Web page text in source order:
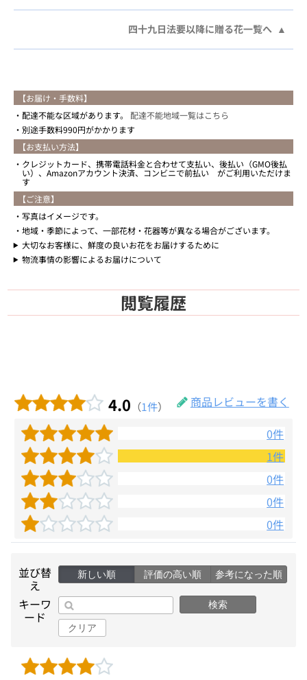
四十九日法要以降に贈る花一覧へ
【お届け・手数料】
配達不能な区域があります。 配達不能地域一覧はこちら
別途手数料990円がかかります
【お支払い方法】
クレジットカード、携帯電話料金と合わせて支払い、後払い（GMO後払
い）、Amazonアカウント決済、コンビニで前払い がご利用いただけま
す
【ご注意】
写真はイメージです。
地域・季節によって、一部花材・花器等が異なる場合がございます。
大切なお客様に、鮮度の良いお花をお届けするために
物流事情の影響によるお届けについて
閲覧履歴
4.0 （1件）
商品レビューを書く
0件
1件
0件
0件
0件
並び替
え
新しい順 評価の高い順 参考になった順
キーワ
ード
検索
クリア